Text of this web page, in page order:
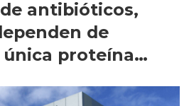
antibióticos,
de
proteína